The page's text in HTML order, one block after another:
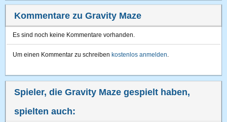
Kommentare zu Gravity Maze
Es sind noch keine Kommentare vorhanden.
Um einen Kommentar zu schreiben kostenlos anmelden.
Spieler, die Gravity Maze gespielt haben,
spielten auch: